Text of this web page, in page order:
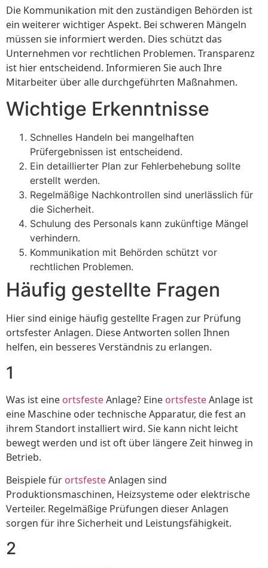
Die Kommunikation mit den zuständigen Behörden ist
ein weiterer wichtiger Aspekt. Bei schweren Mängeln
müssen sie informiert werden. Dies schützt das
Unternehmen vor rechtlichen Problemen. Transparenz
ist hier entscheidend. Informieren Sie auch Ihre
Mitarbeiter über alle durchgeführten Maßnahmen.
Wichtige Erkenntnisse
Schnelles Handeln bei mangelhaften
Prüfergebnissen ist entscheidend.
Ein detaillierter Plan zur Fehlerbehebung sollte
erstellt werden.
Regelmäßige Nachkontrollen sind unerlässlich für
die Sicherheit.
Schulung des Personals kann zukünftige Mängel
verhindern.
Kommunikation mit Behörden schützt vor
rechtlichen Problemen.
Häufig gestellte Fragen
Hier sind einige häufig gestellte Fragen zur Prüfung
ortsfester Anlagen. Diese Antworten sollen Ihnen
helfen, ein besseres Verständnis zu erlangen.
1
Was ist eine ortsfesteAnlage? Eine ortsfesteAnlage ist
eine Maschine oder technische Apparatur, die fest an
ihrem Standort installiert wird. Sie kann nicht leicht
bewegt werden und ist oft über längere Zeit hinweg in
Betrieb.
Beispiele für ortsfesteAnlagen sind
Produktionsmaschinen, Heizsysteme oder elektrische
Verteiler. Regelmäßige Prüfungen dieser Anlagen
sorgen für ihre Sicherheit und Leistungsfähigkeit.
2